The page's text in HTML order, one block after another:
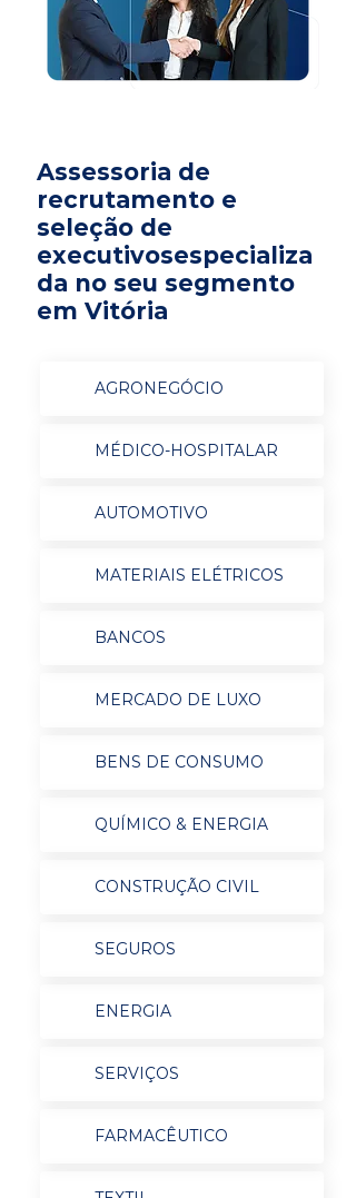
Assessoria de
recrutamento e
seleção de
executivosespecializa
da no seu segmento
em Vitória
AGRONEGÓCIO
MÉDICO-HOSPITALAR
AUTOMOTIVO
MATERIAIS ELÉTRICOS
BANCOS
MERCADO DE LUXO
BENS DE CONSUMO
QUÍMICO & ENERGIA
CONSTRUÇÃO CIVIL
SEGUROS
ENERGIA
SERVIÇOS
FARMACÊUTICO